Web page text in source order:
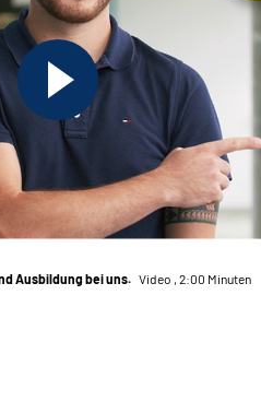
Ausbildung bei uns. Video , 2:00 Minuten